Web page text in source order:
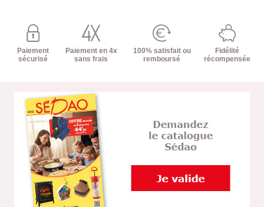
Paiement
sécurisé
Paiement en 4x
sans frais
100% satisfait ou
remboursé
Fidélité
récompensée